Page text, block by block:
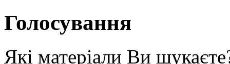
Голосування
Які матеріали Ви